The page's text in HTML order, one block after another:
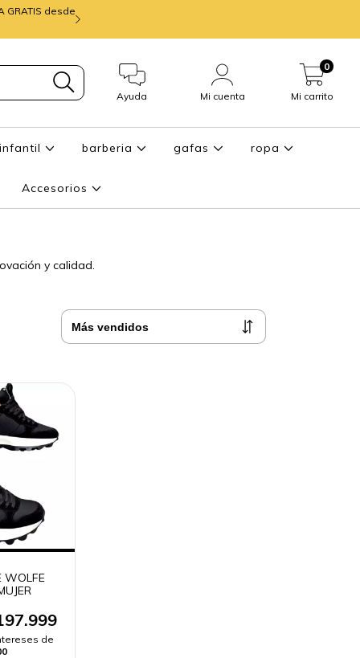
GRATIS desde
Ayuda Mi cuenta Mi carrito
0
infantil barberia gafas ropa
Accesorios
y calidad.
WOLFE
de